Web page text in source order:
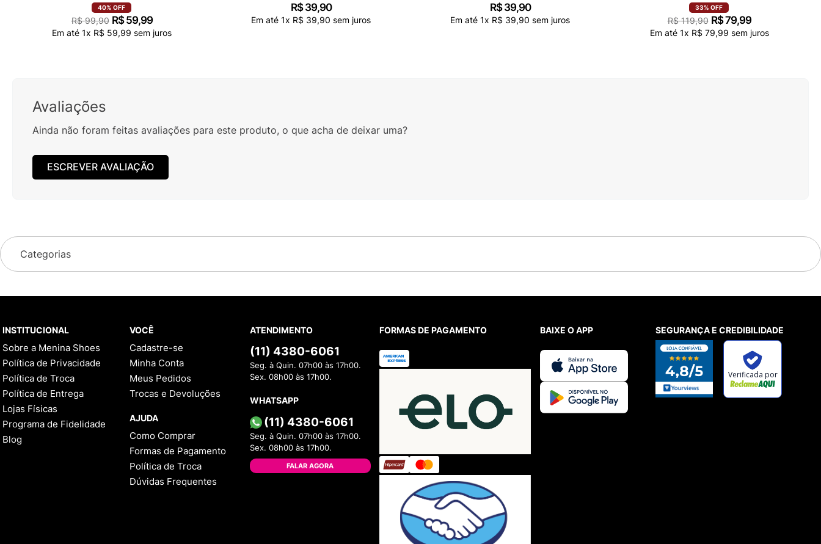
40% OFF
R$ 99,90 R$ 59,99
Em até 1x R$ 59,99 sem juros
R$ 39,90
Em até 1x R$ 39,90 sem juros
R$ 39,90
Em até 1x R$ 39,90 sem juros
33% OFF
R$ 119,90 R$79,99
Em até 1x R$ 79,99 sem juros
Avaliações
Ainda não foram feitas avaliações para este produto, o que acha de deixar uma?
ESCREVER AVALIAÇÃO
Categorias
INSTITUCIONAL
Sobre a Menina Shoes
Política de Privacidade
Política de Troca
Política de Entrega
Lojas Físicas
Programa de Fidelidade
Blog
VOCÊ
Cadastre-se
Minha Conta
Meus Pedidos
Trocas e Devoluções
AJUDA
Como Comprar
Formas de Pagamento
Política de Troca
Dúvidas Frequentes
ATENDIMENTO
(11) 4380-6061
Seg. à Quin. 07h00 às 17h00.
Sex. 08h00 às 17h00.
WHATSAPP
(11) 4380-6061
Seg. à Quin. 07h00 às 17h00.
Sex. 08h00 às 17h00.
FALAR AGORA
FORMAS DE PAGAMENTO BAIXE O APP SEGURANÇA E CREDIBILIDADE